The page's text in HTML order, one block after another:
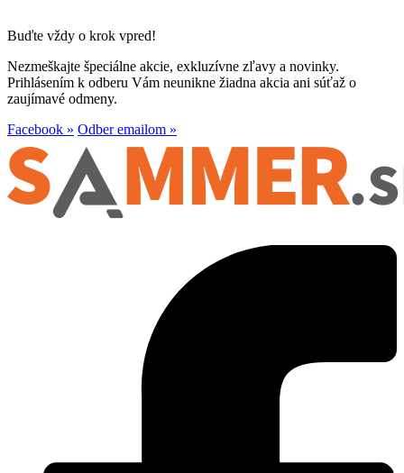
Buďte vždy o krok vpred!
Nezmeškajte špeciálne akcie, exkluzívne zľavy a novinky.
Prihlásením k odberu Vám neunikne žiadna akcia ani súťaž o
zaujímavé odmeny.
Facebook » Odber emailom »